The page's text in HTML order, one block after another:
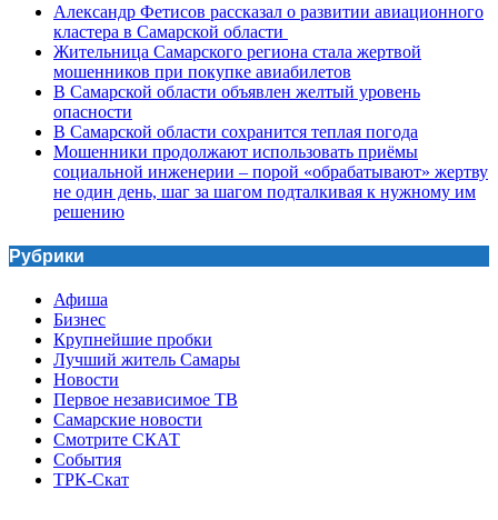
Александр Фетисов рассказал о развитии авиационного
кластера в Самарской области
Жительница Самарского региона стала жертвой
мошенников при покупке авиабилетов
В Самарской области объявлен желтый уровень
опасности
В Самарской области сохранится теплая погода
Мошенники продолжают использовать приёмы
социальной инженерии – порой «обрабатывают» жертву
не один день, шаг за шагом подталкивая к нужному им
решению
Рубрики
Афиша
Бизнес
Крупнейшие пробки
Лучший житель Самары
Новости
Первое независимое ТВ
Самарские новости
Смотрите СКАТ
События
ТРК-Скат